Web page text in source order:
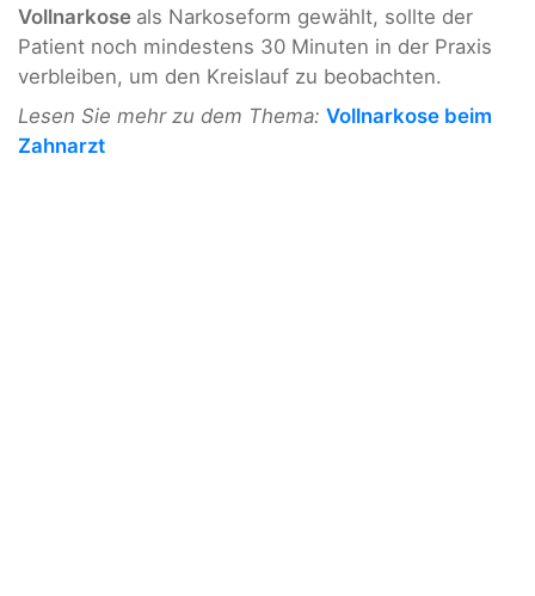
Vollnarkose als Narkoseform gewählt, sollte der
Patient noch mindestens 30 Minuten in der Praxis
verbleiben, um den Kreislauf zu beobachten.
Lesen Sie mehr zu dem Thema: Vollnarkose beim
Zahnarzt